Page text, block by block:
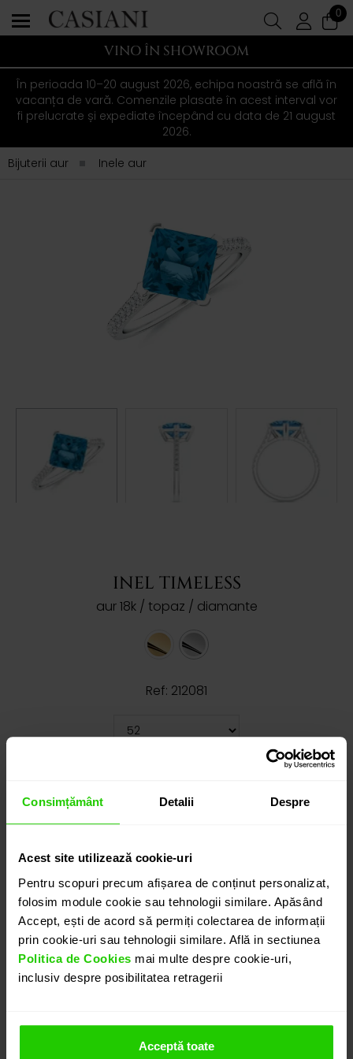
Consimțământ Detalii Despre
Acest site utilizează cookie-uri
Pentru scopuri precum afișarea de conținut personalizat,
folosim module cookie sau tehnologii similare. Apăsând
Accept, ești de acord să permiți colectarea de informații
prin cookie-uri sau tehnologii similare. Află in sectiunea
Politica de Cookies mai multe despre cookie-uri,
inclusiv despre posibilitatea retragerii
Acceptă toate
0
VINO ÎN SHOWROOM
În perioada 10–20 august 2026, echipa noastră se află în
vacanța de vară. Comenzile plasate în acest interval vor
fi prelucrate și expediate începând cu data de 21 august
2026.
Bijuterii aur
Inele aur
INEL TIMELESS
aur 18k / topaz / diamante
Ref: 212081
Cauți o altă mărime? CLICK AICI!
3.865
ADAUGĂ ÎN COȘ
PROGRAMEAZĂ O ÎNTÂLNIRE